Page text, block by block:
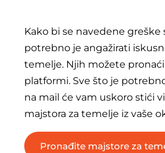
Kako bi se navedene greške
potrebno je angažirati
temelje. Njih možete
platformi. Sve što je
na mail će vam uskoro stići
majstora za temelje iz vaše
Pronađite majstore za